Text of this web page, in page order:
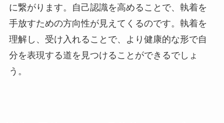
に繋がります。自己認識を高めることで、執着を
手放すための方向性が見えてくるのです。執着を
理解し、受け入れることで、より健康的な形で自
分を表現する道を見つけることができるでしょ
う。